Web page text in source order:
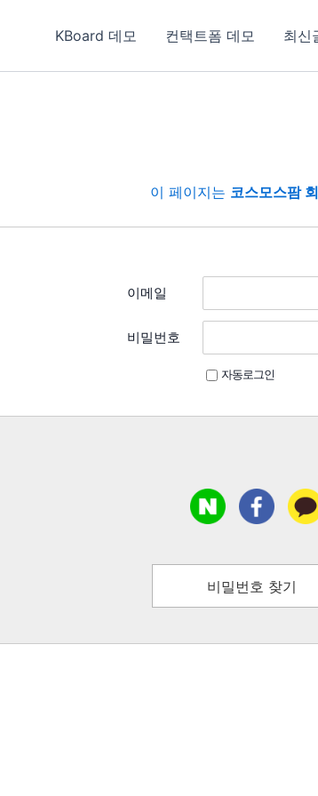
KBoard 데모 컨택트폼 데모 최신
이 페이지는 코스모스팜
이메일
비밀번호
자동로그인
비밀번호 찾기